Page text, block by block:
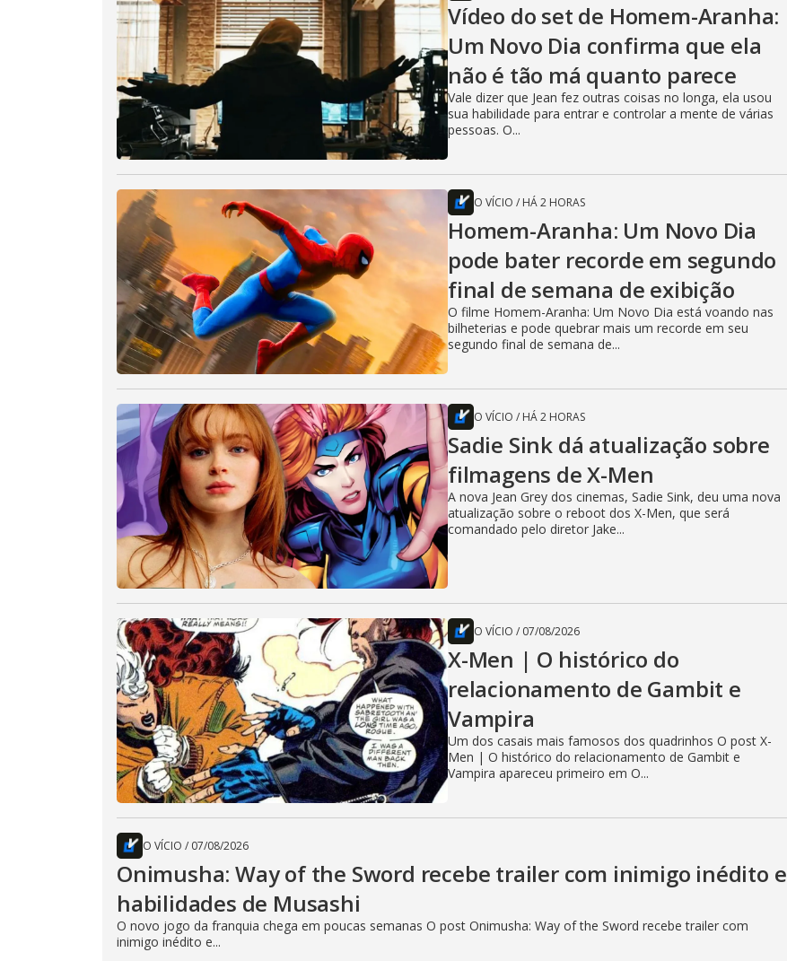
Vídeo do set de Homem-Aranha:
Um Novo Dia confirma que ela
não é tão má quanto parece
Vale dizer que Jean fez outras coisas no longa, ela usou
sua habilidade para entrar e controlar a mente de várias
pessoas. O...
O VÍCIO / HÁ 2 HORAS
Homem-Aranha: Um Novo Dia
pode bater recorde em segundo
final de semana de exibição
O filme Homem-Aranha: Um Novo Dia está voando nas
bilheterias e pode quebrar mais um recorde em seu
segundo final de semana de...
O VÍCIO / HÁ 2 HORAS
Sadie Sink dá atualização sobre
filmagens de X-Men
A nova Jean Grey dos cinemas, Sadie Sink, deu uma nova
atualização sobre o reboot dos X-Men, que será
comandado pelo diretor Jake...
O VÍCIO / 07/08/2026
X-Men | O histórico do
relacionamento de Gambit e
Vampira
Um dos casais mais famosos dos quadrinhos O post X-
Men | O histórico do relacionamento de Gambit e
Vampira apareceu primeiro em O...
O VÍCIO / 07/08/2026
Onimusha: Way of the Sword recebe trailer com inimigo inédito e
habilidades de Musashi
O novo jogo da franquia chega em poucas semanas O post Onimusha: Way of the Sword recebe trailer com
inimigo inédito e...